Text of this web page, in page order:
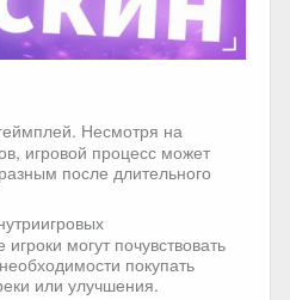
Несмотря на
игровой процесс может
после длительного
могут почувствовать
покупать
или улучшения.